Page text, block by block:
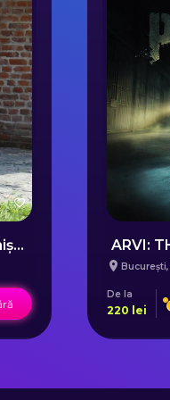
Teroare în Orașul Tău în Timișoara
București,
De la
220 lei